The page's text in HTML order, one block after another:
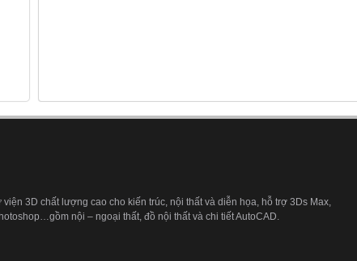
3D chất lượng cao cho kiến trúc, nội thất và diễn họa, hỗ trợ 3Ds Max,
nội – ngoại thất, đồ nội thất và chi tiết AutoCAD.